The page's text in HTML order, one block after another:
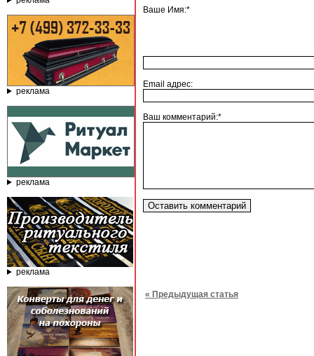
реклама
реклама
реклама
Ваше Имя:*
Email адрес:
Ваш комментарий:*
« Предыдущая статья